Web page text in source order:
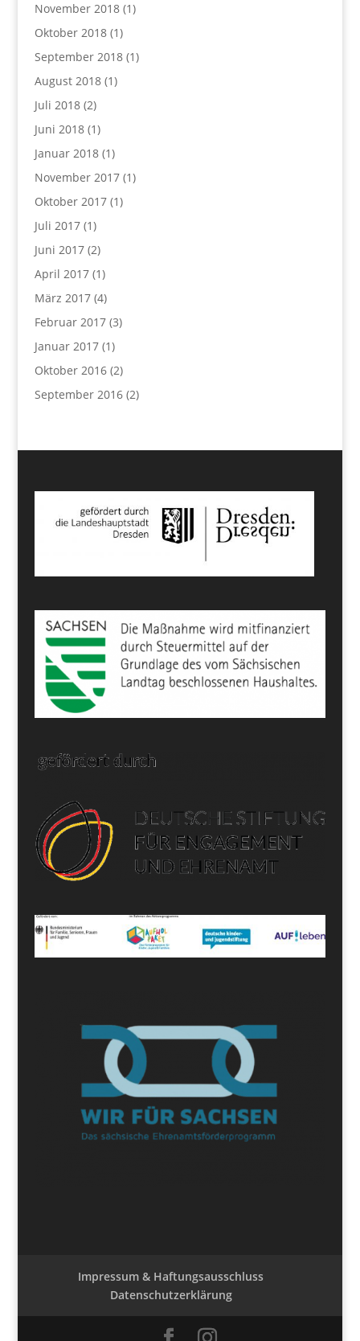
November 2018(1)
Oktober 2018(1)
September 2018(1)
August 2018(1)
Juli 2018(2)
Juni 2018(1)
Januar 2018(1)
November 2017(1)
Oktober 2017(1)
Juli 2017(1)
Juni 2017(2)
April 2017(1)
März 2017(4)
Februar 2017(3)
Januar 2017(1)
Oktober 2016(2)
September 2016(2)
Impressum & Haftungsausschluss
Datenschutzerklärung